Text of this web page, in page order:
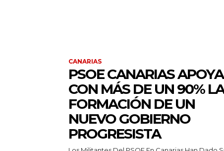
CANARIAS
PSOE CANARIAS APOYA
CON MÁS DE UN 90% LA
FORMACIÓN DE UN
NUEVO GOBIERNO
PROGRESISTA